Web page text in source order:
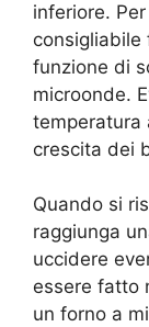
inferiore.
consigliabile
funzione di
microonde.
temperatura
crescita dei
Quando si
raggiunga
uccidere
essere fatto
un forno a